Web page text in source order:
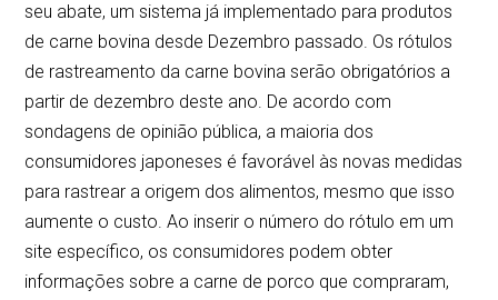
seu abate, um sistema já implementado para produtos
de carne bovina desde Dezembro passado. Os rótulos
de rastreamento da carne bovina serão obrigatórios a
partir de dezembro deste ano. De acordo com
sondagens de opinião pública, a maioria dos
consumidores japoneses é favorável às novas medidas
para rastrear a origem dos alimentos, mesmo que isso
aumente o custo. Ao inserir o número do rótulo em um
site específico, os consumidores podem obter
informações sobre a carne de porco que compraram,